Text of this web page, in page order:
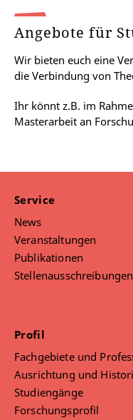
Angebote für
Wir bieten euch eine
die Verbindung von
Ihr könnt z.B. im
Masterarbeit an
Service
News
Veranstaltungen
Publikationen
Stellenausschreibungen
Profil
Fachgebiete und
Ausrichtung und
Studiengänge
Forschungsprofil